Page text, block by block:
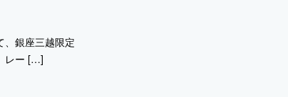
、銀座三越限定
レー […]